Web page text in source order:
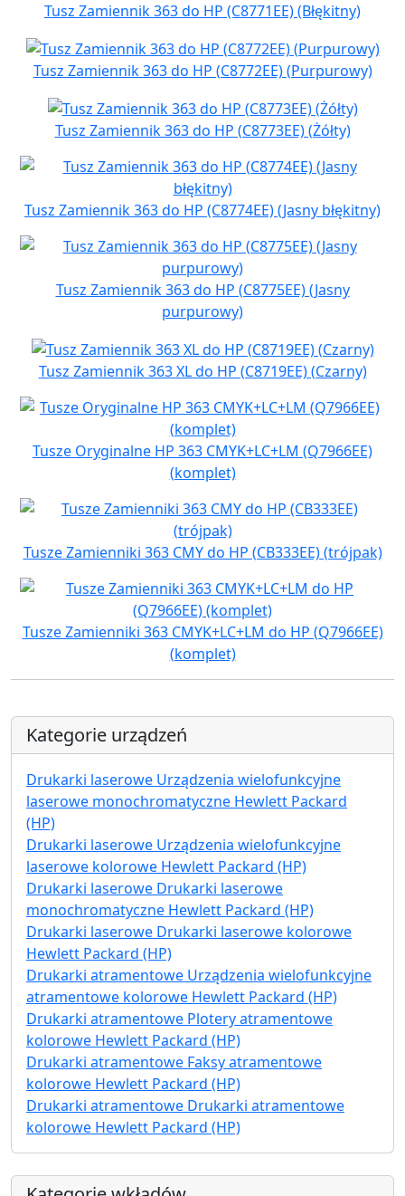
Tusz Zamiennik 363 do HP (C8771EE) (Błękitny)
Tusz Zamiennik 363 do HP (C8772EE) (Purpurowy)
Tusz Zamiennik 363 do HP (C8773EE) (Żółty)
Tusz Zamiennik 363 do HP (C8774EE) (Jasny błękitny)
Tusz Zamiennik 363 do HP (C8775EE) (Jasny
purpurowy)
Tusz Zamiennik 363 XL do HP (C8719EE) (Czarny)
Tusze Oryginalne HP 363 CMYK+LC+LM (Q7966EE)
(komplet)
Tusze Zamienniki 363 CMY do HP (CB333EE) (trójpak)
Tusze Zamienniki 363 CMYK+LC+LM do HP (Q7966EE)
(komplet)
Kategorie urządzeń
Drukarki laserowe Urządzenia wielofunkcyjne
laserowe monochromatyczne Hewlett Packard
(HP)
Drukarki laserowe Urządzenia wielofunkcyjne
laserowe kolorowe Hewlett Packard (HP)
Drukarki laserowe Drukarki laserowe
monochromatyczne Hewlett Packard (HP)
Drukarki laserowe Drukarki laserowe kolorowe
Hewlett Packard (HP)
Drukarki atramentowe Urządzenia wielofunkcyjne
atramentowe kolorowe Hewlett Packard (HP)
Drukarki atramentowe Plotery atramentowe
kolorowe Hewlett Packard (HP)
Drukarki atramentowe Faksy atramentowe
kolorowe Hewlett Packard (HP)
Drukarki atramentowe Drukarki atramentowe
kolorowe Hewlett Packard (HP)